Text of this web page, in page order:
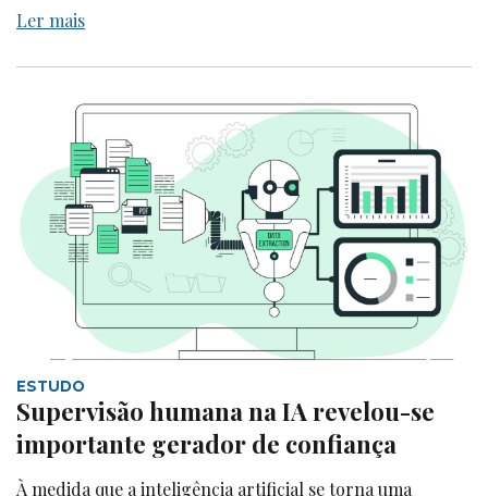
Ler mais
ESTUDO
Supervisão humana na IA revelou-se
importante gerador de confiança
À medida que a inteligência artificial se torna uma